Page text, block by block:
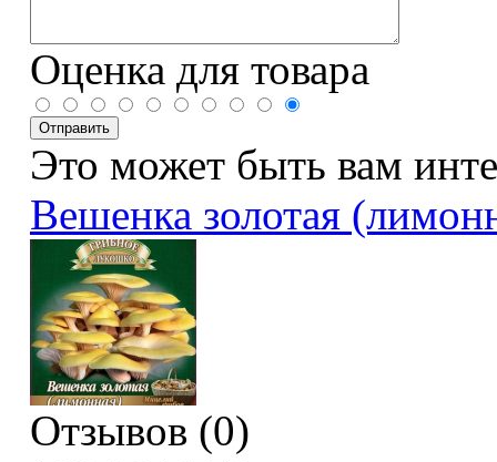
Оценка для товара
Это может быть вам
Вешенка золотая
Отзывов (0)